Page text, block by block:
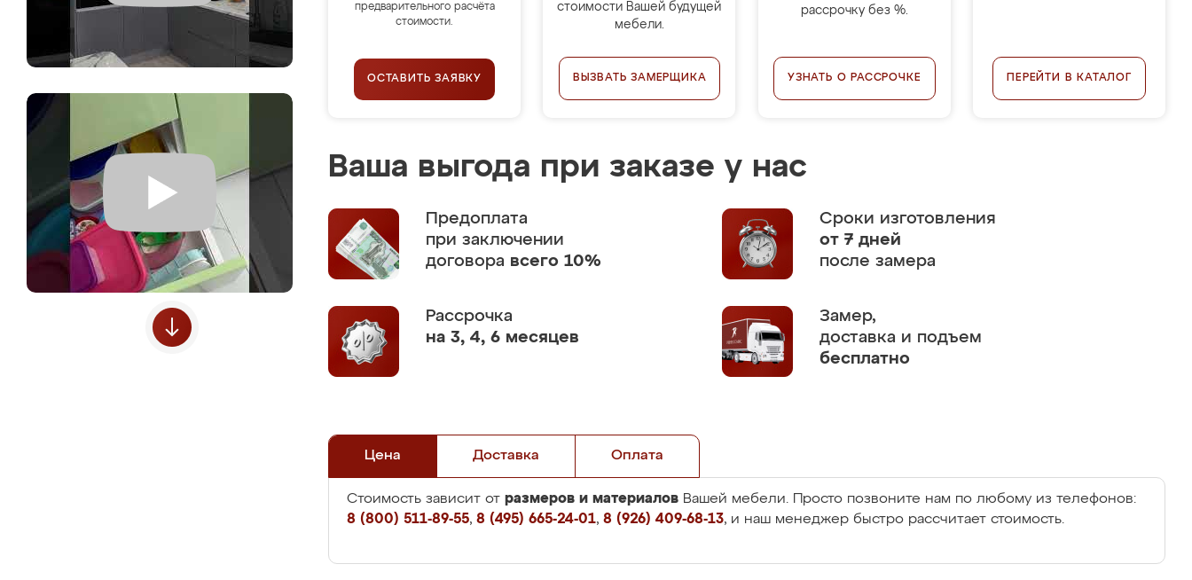
предварительного расчёта
стоимости.
ОСТАВИТЬ ЗАЯВКУ
стоимости Вашей будущей
мебели.
ВЫЗВАТЬ ЗАМЕРЩИКА
рассрочку без %.
УЗНАТЬ О РАССРОЧКЕ ПЕРЕЙТИ В КАТАЛОГ
Ваша выгода при заказе у нас
Предоплата
при заключении
договора всего 10%
Сроки изготовления
от 7 дней
после замера
Рассрочка
на 3, 4, 6 месяцев
Замер,
доставка и подъем
бесплатно
Цена Доставка Оплата
Стоимость зависит от размеров и материалов Вашей мебели. Просто позвоните нам по любому из телефонов:
8 (800) 511-89-55, 8 (495) 665-24-01, 8 (926) 409-68-13, и наш менеджер быстро рассчитает стоимость.